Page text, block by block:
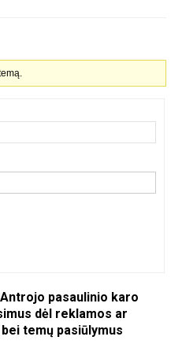
pasaulinio karo
dėl reklamos ar
temų pasiūlymus